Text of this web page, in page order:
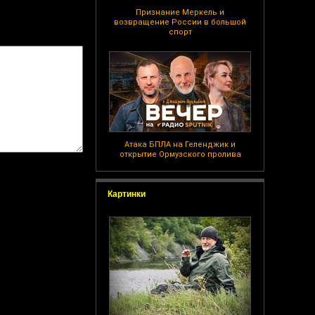
Признание Меркель и
возвращение России в большой
спорт
Атака БПЛА на Геленджик и
открытие Ормузского пролива
Картинки